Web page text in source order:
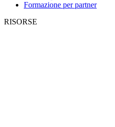
Formazione per partner
RISORSE